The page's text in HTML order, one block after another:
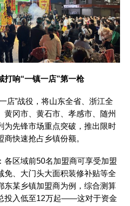
打响“一镇一店”第一枪
店”战役，将山东全省、浙江全
黄冈市、黄石市、孝感市、随州
为先锋市场重点突破，推出限时
快速抢占乡镇份额。
各区域前50名加盟商可享受加盟
免、大门头大面积装修补贴等全
东某乡镇加盟商为例，综合测算
投入低至12万起——这对于资金